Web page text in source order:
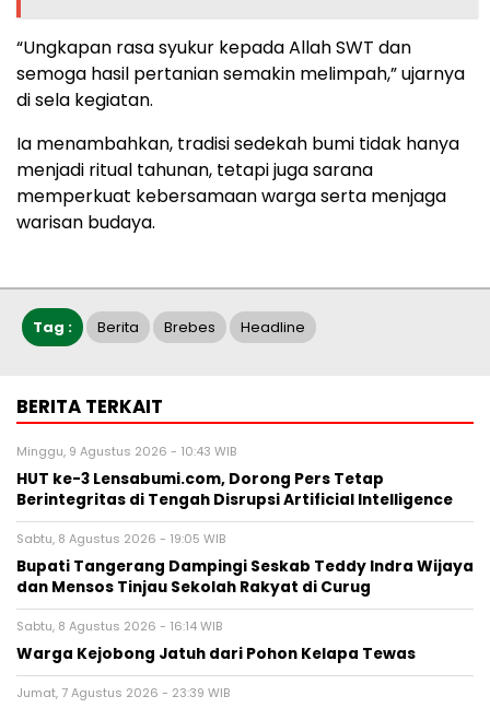
“Ungkapan rasa syukur kepada Allah SWT dan
semoga hasil pertanian semakin melimpah,” ujarnya
di sela kegiatan.
Ia menambahkan, tradisi sedekah bumi tidak hanya
menjadi ritual tahunan, tetapi juga sarana
memperkuat kebersamaan warga serta menjaga
warisan budaya.
Tag : Berita Brebes Headline
BERITA TERKAIT
Minggu, 9 Agustus 2026 - 10:43 WIB
HUT ke-3 Lensabumi.com, Dorong Pers Tetap
Berintegritas di Tengah Disrupsi Artificial Intelligence
Sabtu, 8 Agustus 2026 - 19:05 WIB
Bupati Tangerang Dampingi Seskab Teddy Indra Wijaya
dan Mensos Tinjau Sekolah Rakyat di Curug
Sabtu, 8 Agustus 2026 - 16:14 WIB
Warga Kejobong Jatuh dari Pohon Kelapa Tewas
Jumat, 7 Agustus 2026 - 23:39 WIB